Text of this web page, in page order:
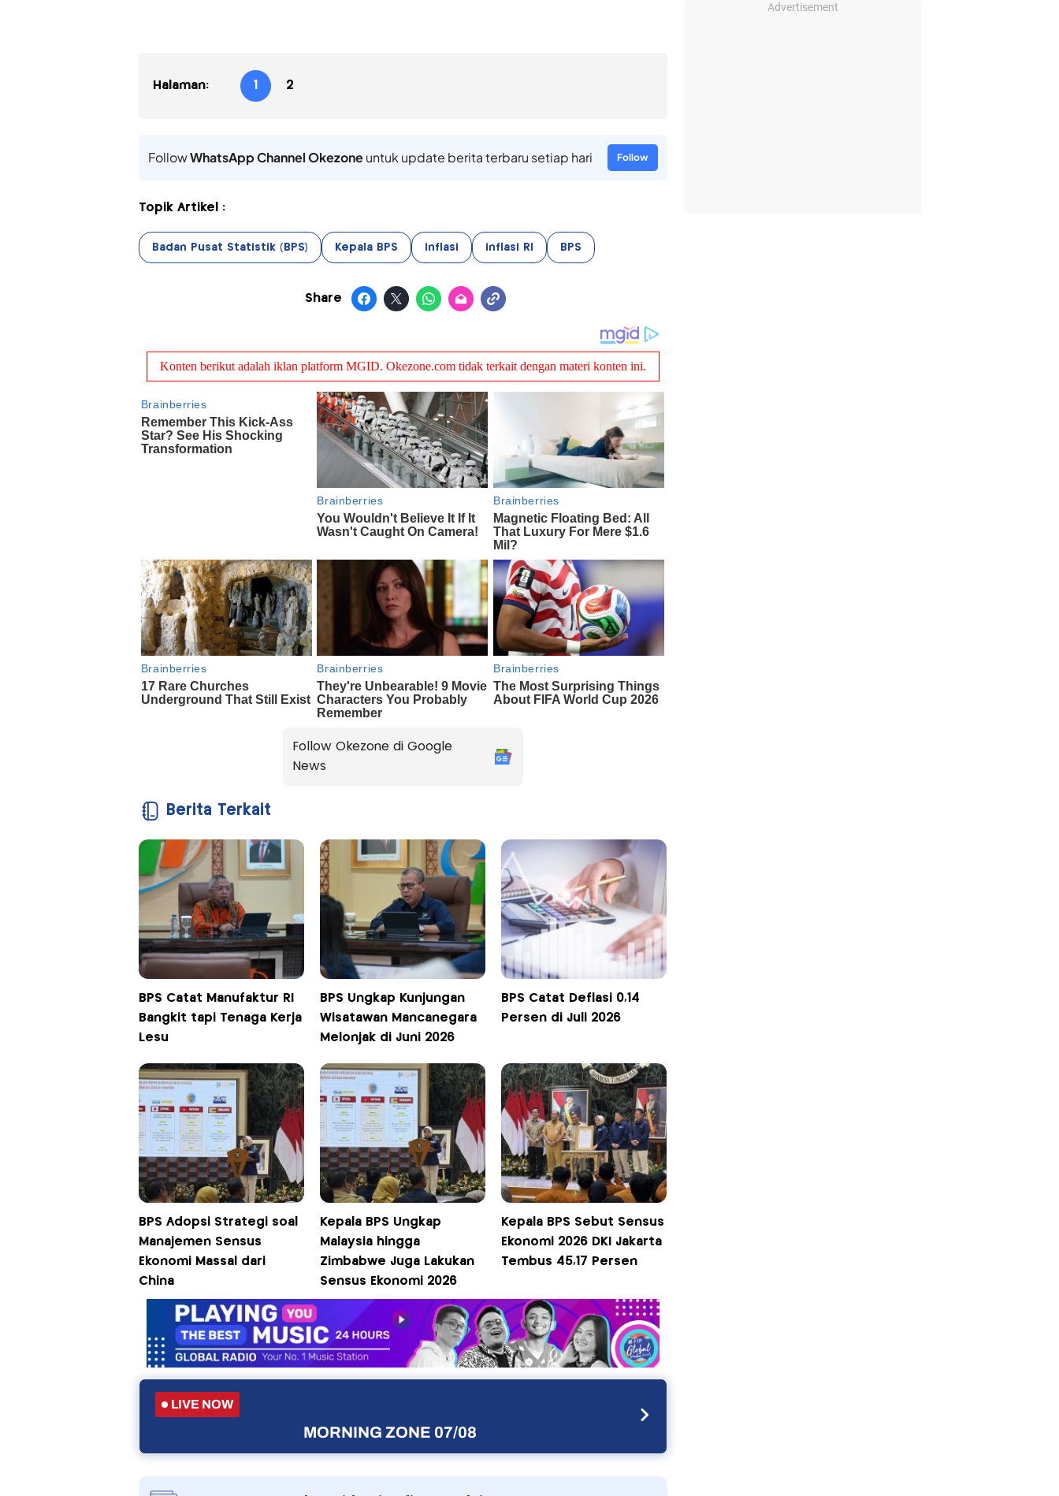
Halaman: 1 2
FollowWhatsApp Channel Okezoneuntuk update berita terbaru setiap hari Follow
Topik Artikel :
Badan Pusat Statistik (BPS) Kepala BPS inflasi inflasi RI BPS
Share
Follow Okezone di Google
News
Berita Terkait
BPS Catat Manufaktur RI
Bangkit tapi Tenaga Kerja
Lesu
BPS Ungkap Kunjungan
Wisatawan Mancanegara
Melonjak di Juni 2026
BPS Catat Deflasi 0,14
Persen di Juli 2026
BPS Adopsi Strategi soal
Manajemen Sensus
Ekonomi Massal dari
China
Kepala BPS Ungkap
Malaysia hingga
Zimbabwe Juga Lakukan
Sensus Ekonomi 2026
Kepala BPS Sebut Sensus
Ekonomi 2026 DKI Jakarta
Tembus 45,17 Persen
LIVE NOW
MORNING ZONE 07/08
Advertisement